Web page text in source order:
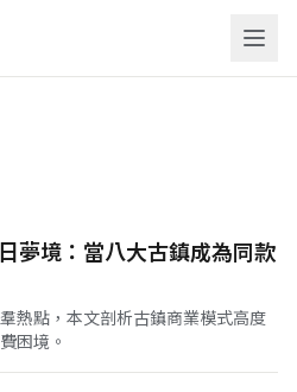
夢境：當八大古鎮成為同款
熱點，本文剖析古鎮商業模式高度
困境。